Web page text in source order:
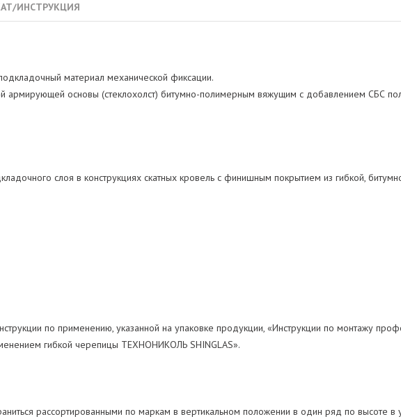
ИНСТРУКЦИЯ
материал механической фиксации.
армирующей основы (стеклохолст) битумно-полимерным вяжущим с добавлением СБС
слоя в конструкциях скатных кровель с финишным покрытием из гибкой,
по применению, указанной на упаковке продукции, «Инструкции по монтажу
гибкой черепицы ТЕХНОНИКОЛЬ SHINGLAS».
рассортированными по маркам в вертикальном положении в один ряд по высоте в